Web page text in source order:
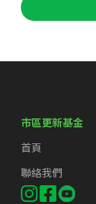
市區更新基金
首頁
聯絡我們